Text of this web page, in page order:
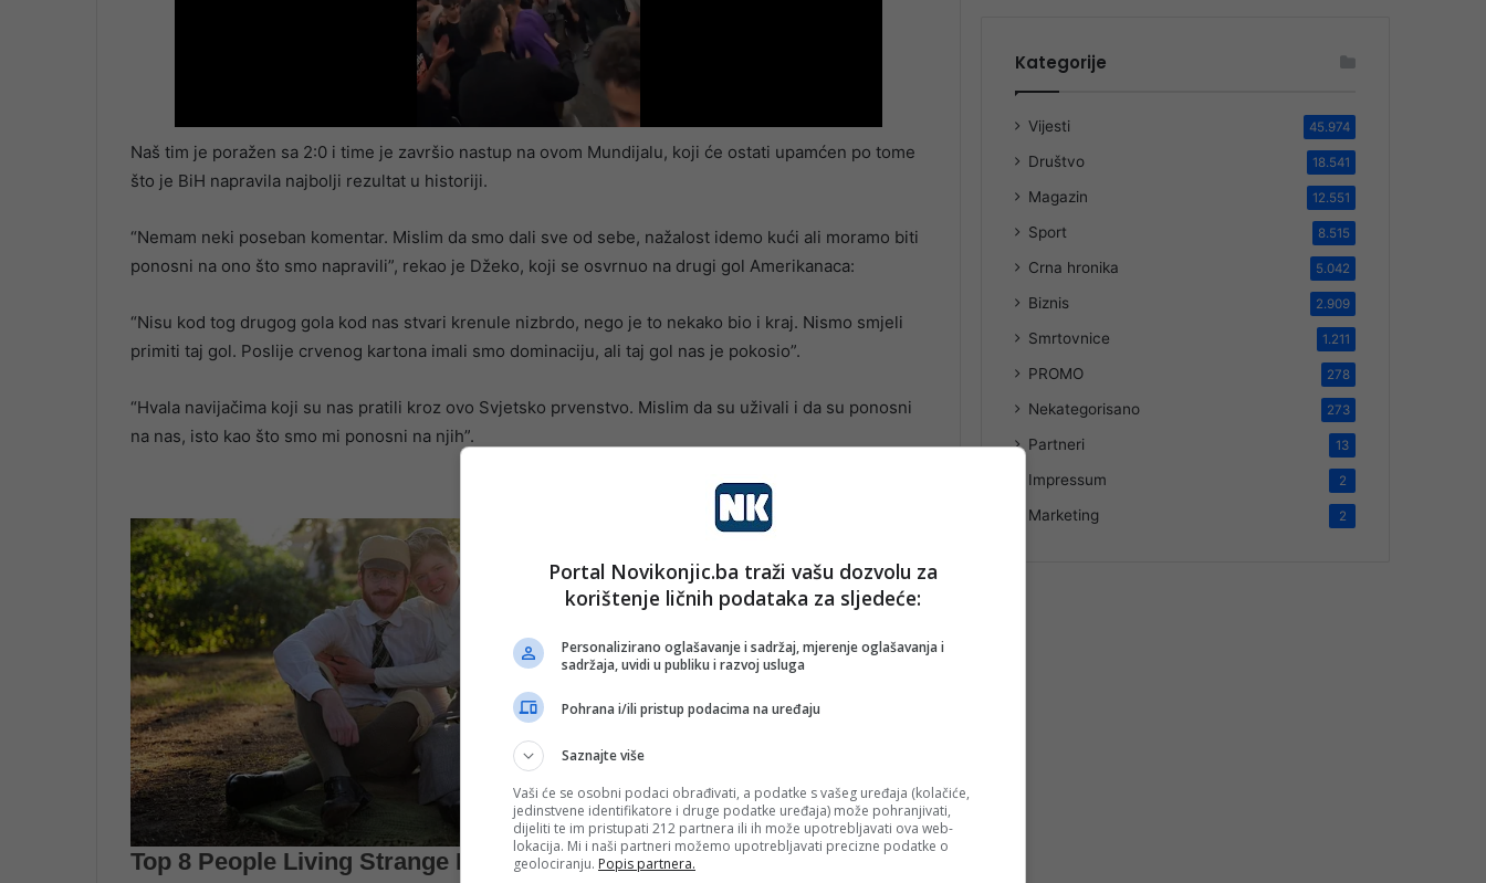
Naš tim je poražen sa 2:0 i time je završio nastup na ovom Mundijalu, koji će ostati upamćen po tome
što je BiH napravila najbolji rezultat u historiji.
“Nemam neki poseban komentar. Mislim da smo dali sve od sebe, nažalost idemo kući ali moramo biti
ponosni na ono što smo napravili”, rekao je Džeko, koji se osvrnuo na drugi gol Amerikanaca:
“Nisu kod tog drugog gola kod nas stvari krenule nizbrdo, nego je to nekako bio i kraj. Nismo smjeli
primiti taj gol. Poslije crvenog kartona imali smo dominaciju, ali taj gol nas je pokosio”.
“Hvala navijačima koji su nas pratili kroz ovo Svjetsko prvenstvo. Mislim da su uživali i da su ponosni
na nas, isto kao što smo mi ponosni na njih”.
Kategorije
Vijesti 45.974
Društvo 18.541
Magazin 12.551
Sport 8.515
Crna hronika 5.042
Biznis 2.909
Smrtovnice 1.211
PROMO 278
Nekategorisano 273
Partneri 13
Impressum 2
Marketing 2
Portal Novikonjic.ba traži vašu dozvolu za
korištenje ličnih podataka za sljedeće:
Personalizirano oglašavanje i sadržaj, mjerenje oglašavanja i
sadržaja, uvidi u publiku i razvoj usluga
Pohrana i/ili pristup podacima na uređaju
Saznajte više
Vaši će se osobni podaci obrađivati, a podatke s vašeg uređaja (kolačiće,
jedinstvene identifikatore i druge podatke uređaja) može pohranjivati,
dijeliti te im pristupati 212 partnera ili ih može upotrebljavati ova web-
lokacija. Mi i naši partneri možemo upotrebljavati precizne podatke o
geolociranju. Popis partnera.